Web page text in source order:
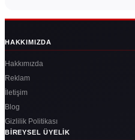
HAKKIMIZDA
Hakkımızda
Reklam
İletişim
Blog
Gizlilik Politikası
BIREYSEL ÜYELIK